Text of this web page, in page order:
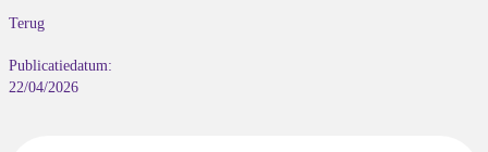
Terug
Publicatiedatum:
22/04/2026